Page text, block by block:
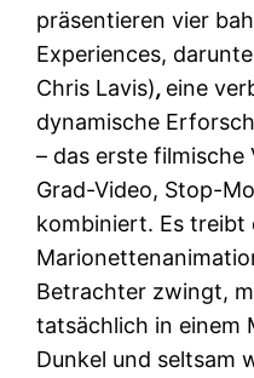
präsentieren vier
Experiences,
Chris Lavis), eine
dynamische
– das erste
Grad-Video, Stop-
kombiniert. Es treibt
Betrachter zwingt,
tatsächlich in einem
Dunkel und seltsam